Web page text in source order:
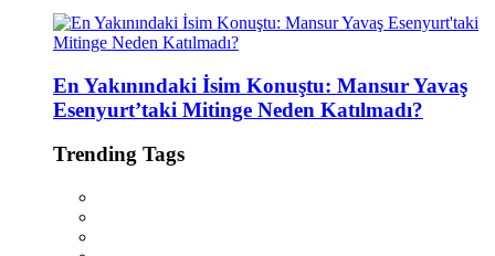
En Yakınındaki İsim Konuştu: Mansur Yavaş
Esenyurt’taki Mitinge Neden Katılmadı?
Trending Tags